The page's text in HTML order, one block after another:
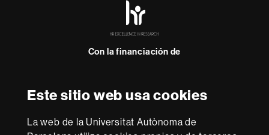
Este sitio web usa cookies
La web de la Universitat Autònoma de
-
Con la financiación de
Sobre
esta